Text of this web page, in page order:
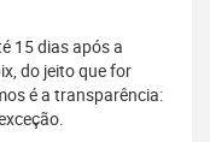
15 dias após a
do jeito que for
é a transparência: